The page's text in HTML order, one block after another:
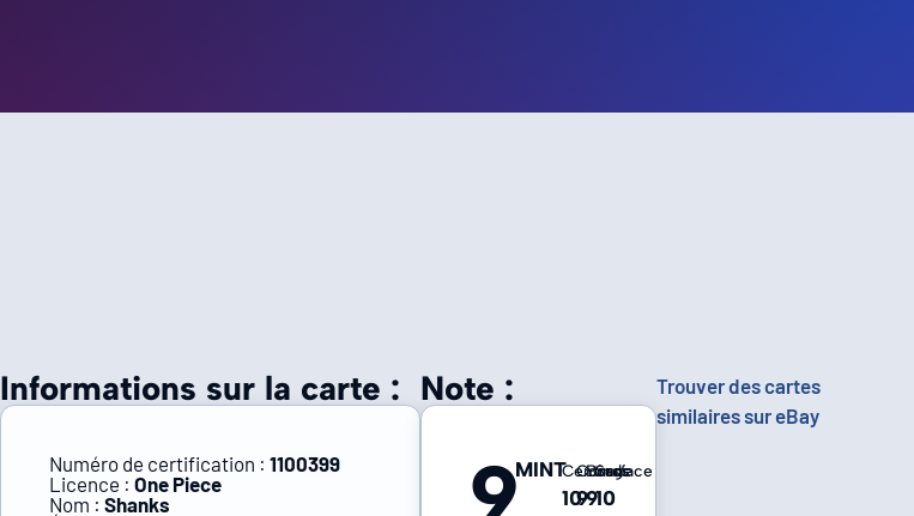
Informations sur la carte :
Numéro de certification :1100399
Licence :One Piece
Nom :Shanks
Note :
9MINTCentrage
10
Coins
9
Bords
9
Surface
10
Trouver des cartes
similaires sur eBay